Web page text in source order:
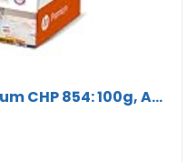
CHP 854: 100g, A...